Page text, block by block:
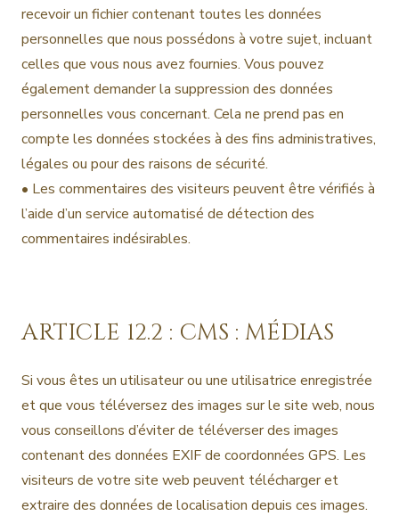
recevoir un fichier contenant toutes les données
personnelles que nous possédons à votre sujet, incluant
celles que vous nous avez fournies. Vous pouvez
également demander la suppression des données
personnelles vous concernant. Cela ne prend pas en
compte les données stockées à des fins administratives,
légales ou pour des raisons de sécurité.
• Les commentaires des visiteurs peuvent être vérifiés à
l’aide d’un service automatisé de détection des
commentaires indésirables.
ARTICLE 12.2 : CMS : MÉDIAS
Si vous êtes un utilisateur ou une utilisatrice enregistrée
et que vous téléversez des images sur le site web, nous
vous conseillons d’éviter de téléverser des images
contenant des données EXIF de coordonnées GPS. Les
visiteurs de votre site web peuvent télécharger et
extraire des données de localisation depuis ces images.